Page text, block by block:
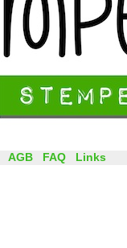
AGB FAQ Links